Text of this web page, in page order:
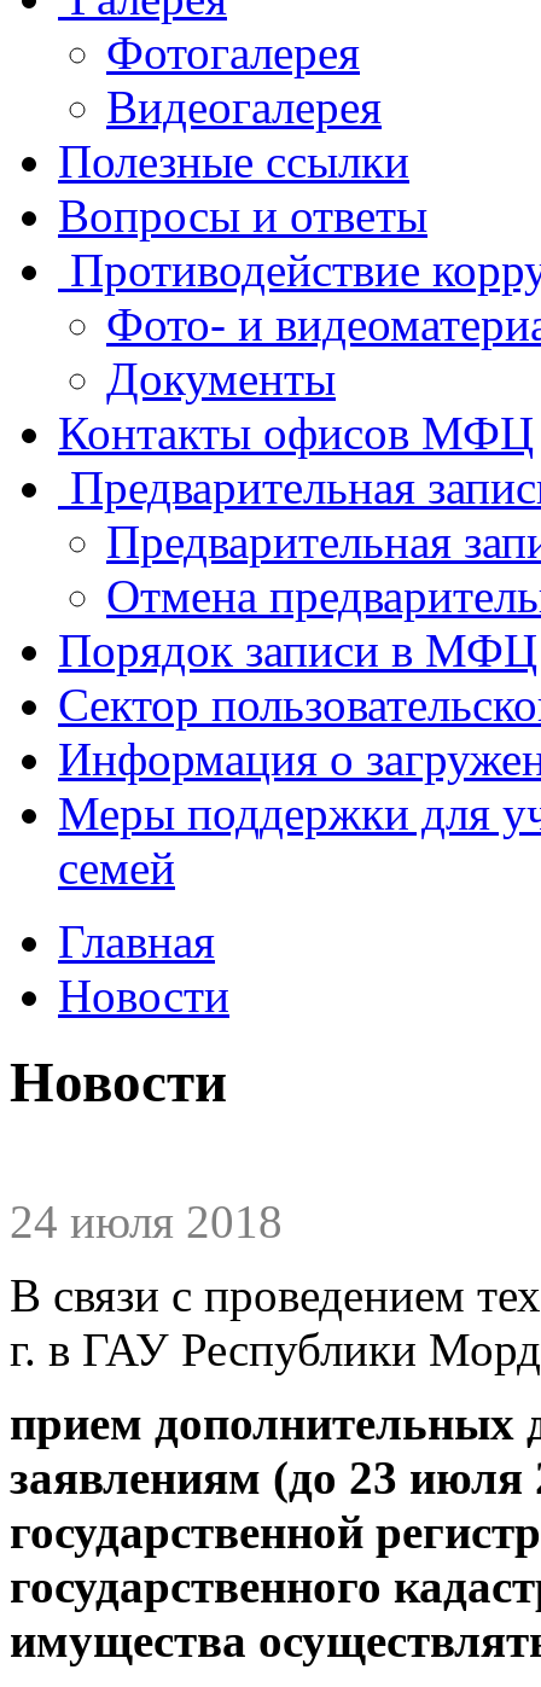
Фотогалерея
Видеогалерея
Полезные ссылки
Вопросы и ответы
Противодействие
Фото- и
Документы
Контакты офисов МФЦ
Предварительная
Предварительная
Отмена
Порядок записи в МФЦ
Сектор
Информация о
Меры поддержки для
семей
Главная
Новости
Новости
24 июля 2018
В связи с проведением
г. в ГАУ Республики
прием дополнительных
заявлениям (до 23 июля
государственной
государственного
имущества